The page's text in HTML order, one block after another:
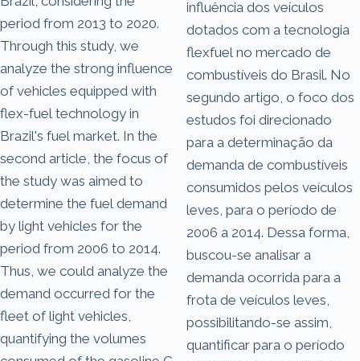
period from 2013 to 2020.
Through this study, we
analyze the strong influence
of vehicles equipped with
flex-fuel technology in
Brazil's fuel market. In the
second article, the focus of
the study was aimed to
determine the fuel demand
by light vehicles for the
period from 2006 to 2014.
Thus, we could analyze the
demand occurred for the
fleet of light vehicles,
quantifying the volumes
influência dos veículos
dotados com a tecnologia
flexfuel no mercado de
combustíveis do Brasil. No
segundo artigo, o foco dos
estudos foi direcionado
para a determinação da
demanda de combustíveis
consumidos pelos veículos
leves, para o período de
2006 a 2014. Dessa forma,
buscou-se analisar a
demanda ocorrida para a
frota de veículos leves,
possibilitando-se assim,
quantificar para o período